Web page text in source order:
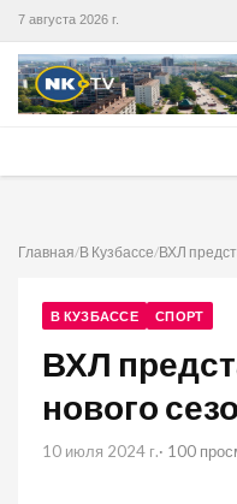
7 августа 2026 г.
Главная/В Кузбассе/ВХЛ
В КУЗБАССЕ СПОРТ
ВХЛ
нового
10 июля 2024 г.· 100